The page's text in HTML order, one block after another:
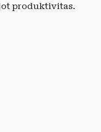
produktivitas.